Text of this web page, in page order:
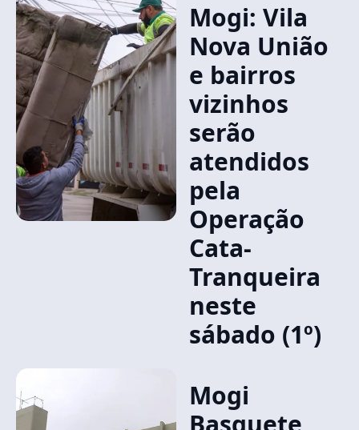
Mogi: Vila
Nova União
e bairros
vizinhos
serão
atendidos
pela
Operação
Cata-
Tranqueira
neste
sábado (1º)
Mogi